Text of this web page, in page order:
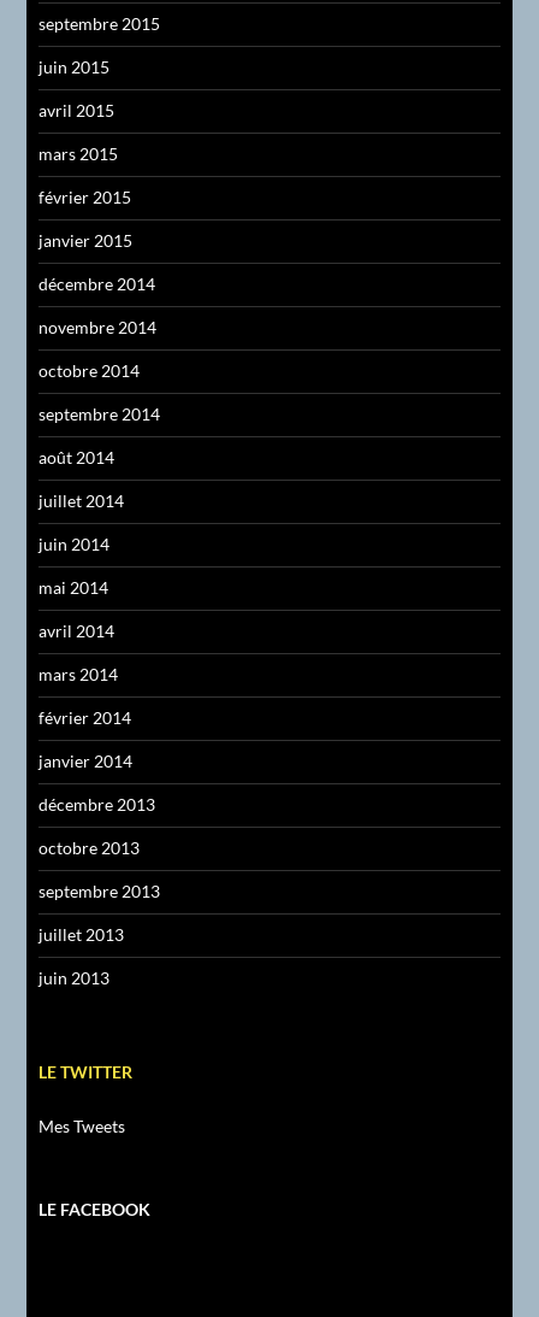
septembre 2015
juin 2015
avril 2015
mars 2015
février 2015
janvier 2015
décembre 2014
novembre 2014
octobre 2014
septembre 2014
août 2014
juillet 2014
juin 2014
mai 2014
avril 2014
mars 2014
février 2014
janvier 2014
décembre 2013
octobre 2013
septembre 2013
juillet 2013
juin 2013
LE TWITTER
Mes Tweets
LE FACEBOOK